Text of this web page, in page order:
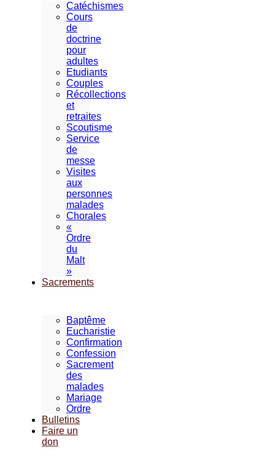
Catéchismes
Cours
de
doctrine
pour
adultes
Etudiants
Couples
Récollections
et
retraites
Scoutisme
Service
de
messe
Visites
aux
personnes
malades
Chorales
«
Ordre
du
Malt
»
Sacrements
Baptême
Eucharistie
Confirmation
Confession
Sacrement
des
malades
Mariage
Ordre
Bulletins
Faire un
don